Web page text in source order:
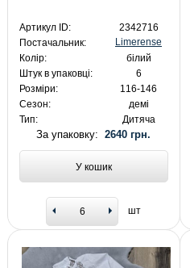
Артикул ID:
2342716
Постачальник:
Limerense
Колір:
білий
Штук в упаковці:
6
Розміри:
116-146
Сезон:
демі
Тип:
Дитяча
За упаковку:2640 грн.
У кошик
шт